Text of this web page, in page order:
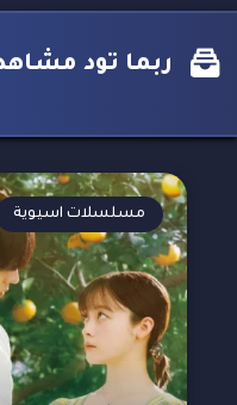
ربما تود
مسلسلات اسيوية